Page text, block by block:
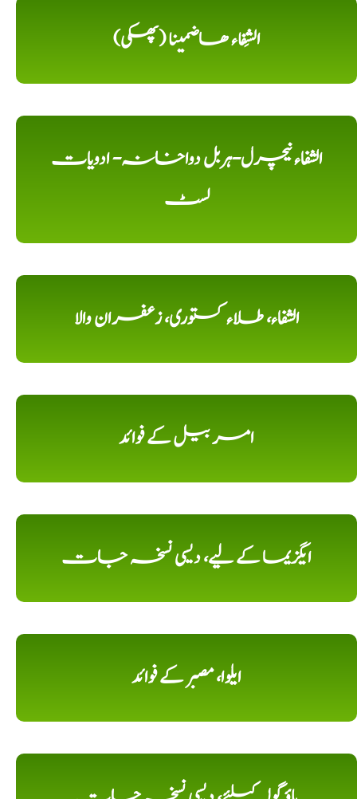
الشِفاء ھاضمینا (پھکی)
الشفاء نیچرل-ہربل دواخانہ- ادویات
لسٹ
الشفاء، طلاء کستوری، زعفران والا
امر بیل کے فوائد
ایگزیما کے لیے، دیسی نسخہ جات
ایلوا، مصبر کے فوائد